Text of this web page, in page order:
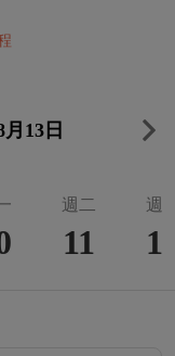
13日
週二
11
週